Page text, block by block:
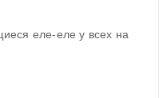
еле-еле у всех на